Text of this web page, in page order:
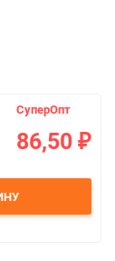
СуперОпт
86,50 ₽